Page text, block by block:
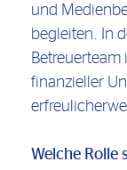
und
begleiten. In
Betreuerteam
finanzieller
Welche Rolle